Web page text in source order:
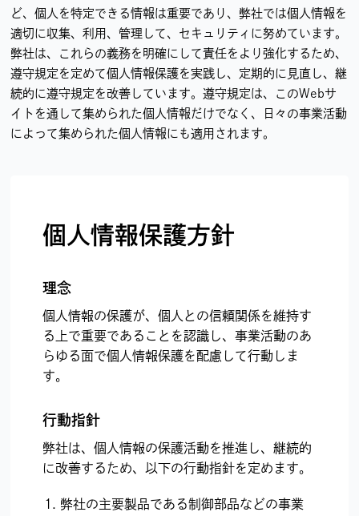
ど、個人を特定できる情報は重要であり、弊社では個人情報を
適切に収集、利用、管理して、セキュリティに努めています。
弊社は、これらの義務を明確にして責任をより強化するため、
遵守規定を定めて個人情報保護を実践し、定期的に見直し、継
続的に遵守規定を改善しています。遵守規定は、このWebサ
イトを通して集められた個人情報だけでなく、日々の事業活動
によって集められた個人情報にも適用されます。
個人情報保護方針
理念
個人情報の保護が、個人との信頼関係を維持す
る上で重要であることを認識し、事業活動のあ
らゆる面で個人情報保護を配慮して行動しま
す。
行動指針
弊社は、個人情報の保護活動を推進し、継続的
に改善するため、以下の行動指針を定めます。
弊社の主要製品である制御部品などの事業